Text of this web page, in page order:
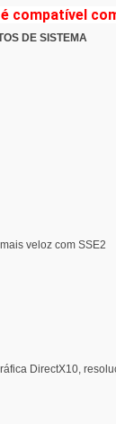
compatível
DE SISTEMA
veloz com SSE2
DirectX10,